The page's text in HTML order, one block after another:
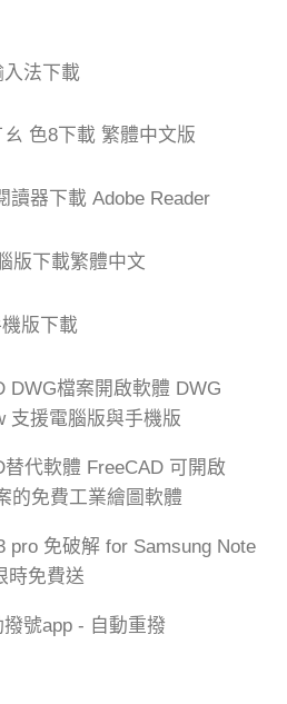
入法下載
色8下載 繁體中文版
讀器下載 Adobe Reader
版下載繁體中文
版下載
DWG檔案開啟軟體 DWG
支援電腦版與手機版
替代軟體 FreeCAD 可開啟
的免費工業繪圖軟體
pro 免破解 for Samsung Note
時免費送
撥號app - 自動重撥